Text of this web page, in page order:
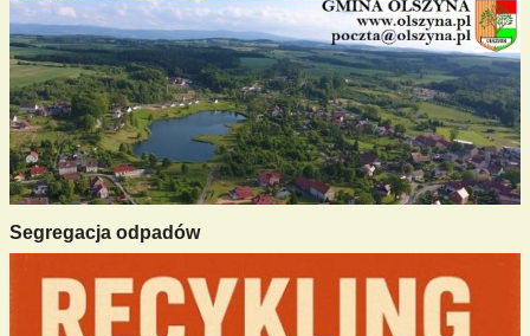
Segregacja odpadów